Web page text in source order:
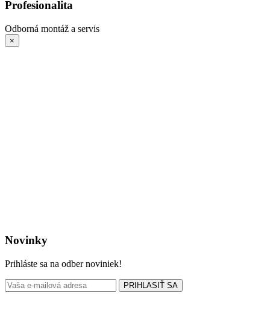
Profesionalita
Odborná montáž a servis
×
Novinky
Prihláste sa na odber noviniek!